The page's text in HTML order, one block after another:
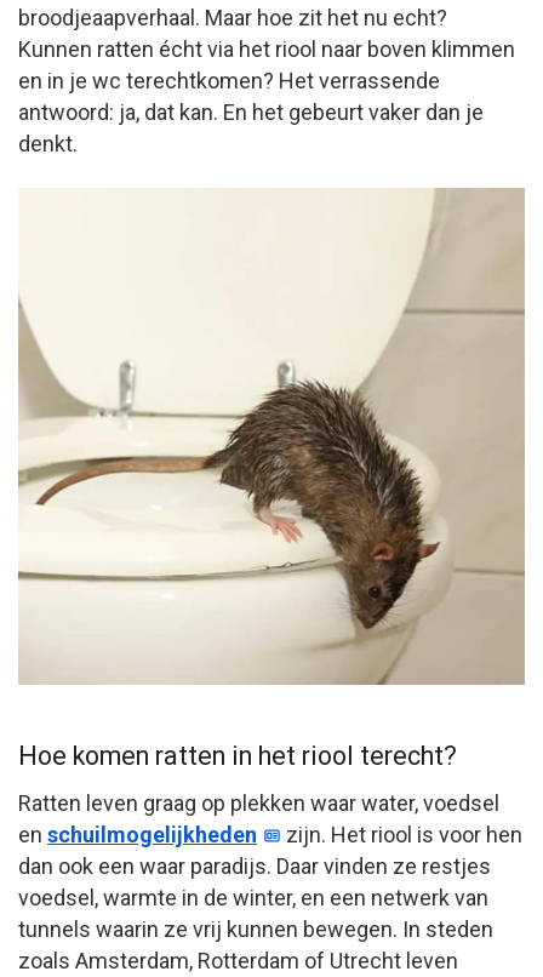
broodjeaapverhaal. Maar hoe zit het nu echt?
Kunnen ratten écht via het riool naar boven klimmen
en in je wc terechtkomen? Het verrassende
antwoord: ja, dat kan. En het gebeurt vaker dan je
denkt.
Hoe komen ratten in het riool terecht?
Ratten leven graag op plekken waar water, voedsel
en schuilmogelijkheden
zijn. Het riool is voor hen
dan ook een waar paradijs. Daar vinden ze restjes
voedsel, warmte in de winter, en een netwerk van
tunnels waarin ze vrij kunnen bewegen. In steden
zoals Amsterdam, Rotterdam of Utrecht leven